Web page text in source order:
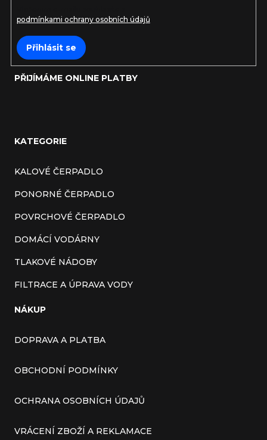
podmínkami ochrany osobních údajů
Přihlásit se
PŘIJÍMÁME ONLINE PLATBY
KATEGORIE
KALOVÉ ČERPADLO
PONORNÉ ČERPADLO
POVRCHOVÉ ČERPADLO
DOMÁCÍ VODÁRNY
TLAKOVÉ NÁDOBY
FILTRACE A ÚPRAVA VODY
NÁKUP
DOPRAVA A PLATBA
OBCHODNÍ PODMÍNKY
OCHRANA OSOBNÍCH ÚDAJŮ
VRÁCENÍ ZBOŽÍ A REKLAMACE